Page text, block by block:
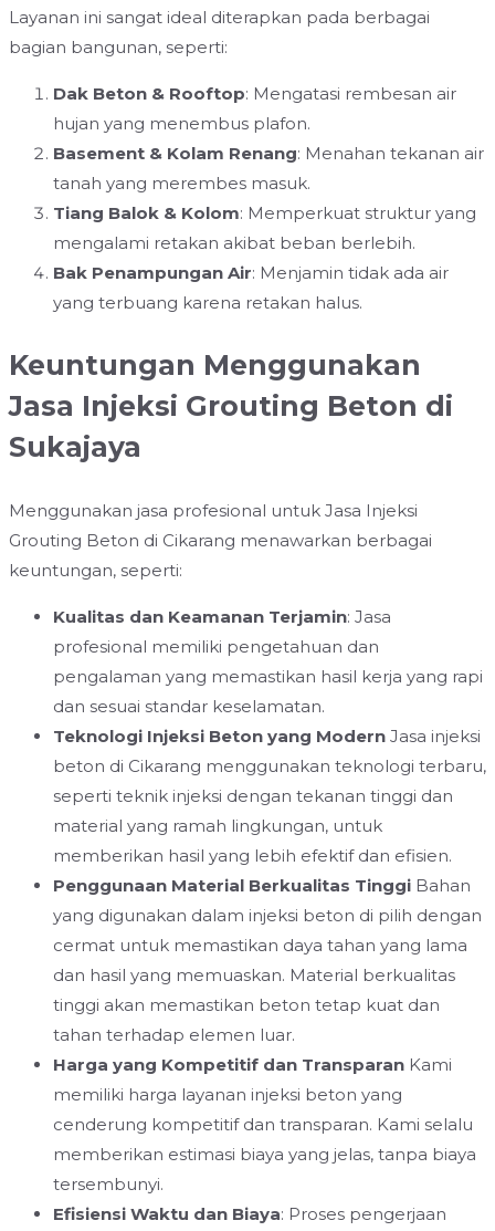
Layanan ini sangat ideal diterapkan pada berbagai
bagian bangunan, seperti:
Dak Beton & Rooftop: Mengatasi rembesan air
hujan yang menembus plafon.
Basement & Kolam Renang: Menahan tekanan air
tanah yang merembes masuk.
Tiang Balok & Kolom: Memperkuat struktur yang
mengalami retakan akibat beban berlebih.
Bak Penampungan Air: Menjamin tidak ada air
yang terbuang karena retakan halus.
Keuntungan Menggunakan
Jasa Injeksi Grouting Beton di
Sukajaya
Menggunakan jasa profesional untuk Jasa Injeksi
Grouting Beton di Cikarang menawarkan berbagai
keuntungan, seperti:
Kualitas dan Keamanan Terjamin: Jasa
profesional memiliki pengetahuan dan
pengalaman yang memastikan hasil kerja yang rapi
dan sesuai standar keselamatan.
Teknologi Injeksi Beton yang Modern Jasa injeksi
beton di Cikarang menggunakan teknologi terbaru,
seperti teknik injeksi dengan tekanan tinggi dan
material yang ramah lingkungan, untuk
memberikan hasil yang lebih efektif dan efisien.
Penggunaan Material Berkualitas Tinggi Bahan
yang digunakan dalam injeksi beton di pilih dengan
cermat untuk memastikan daya tahan yang lama
dan hasil yang memuaskan. Material berkualitas
tinggi akan memastikan beton tetap kuat dan
tahan terhadap elemen luar.
Harga yang Kompetitif dan Transparan Kami
memiliki harga layanan injeksi beton yang
cenderung kompetitif dan transparan. Kami selalu
memberikan estimasi biaya yang jelas, tanpa biaya
tersembunyi.
Efisiensi Waktu dan Biaya: Proses pengerjaan